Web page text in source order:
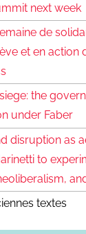
next week
de
et en action
the
under Faber
disruption as
to
textes